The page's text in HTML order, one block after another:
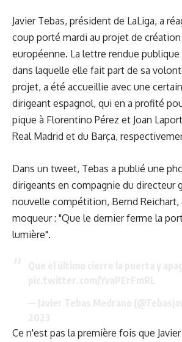
Javier Tebas, président de LaLiga, a
coup porté mardi au projet de
européenne. La lettre rendue publique
dans laquelle elle fait part de sa
projet, a été accueillie avec une
dirigeant espagnol, qui en a profité
pique à Florentino Pérez et Joan
Real Madrid et du Barça,
Dans un tweet, Tebas a publié une
dirigeants en compagnie du directeur
nouvelle compétition, Bernd Reichart,
moqueur : "Que le dernier ferme la
lumière".
Ce n'est pas la première fois que